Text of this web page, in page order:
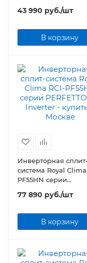
PERFETTO DC
43 990 руб./шт
В корзину
Инверторная
система Royal Clima
PF55HN серии
PERFETTO DC
77 890 руб./шт
В корзину